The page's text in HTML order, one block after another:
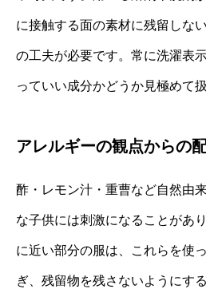
に接触する面の素材に残留しな
の工夫が必要です。常に洗濯表
っていい成分かどうか見極めて
アレルギーの観点からの
酢・レモン汁・重曹など自然由
な子供には刺激になることがあ
に近い部分の服は、これらを使
ぎ、残留物を残さないようにす